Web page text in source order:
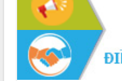
Đắk Lắk phát động hưởng ứng Ngày
Quyền của người tiêu dùng Việt Nam
Đẩy mạnh cải cách hành chính, quyết
tâm đạt được mục tiêu tăng trưởng